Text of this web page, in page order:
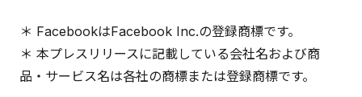
＊ FacebookはFacebook Inc.の登録商標です。
＊ 本プレスリリースに記載している会社名および商
品・サービス名は各社の商標または登録商標です。